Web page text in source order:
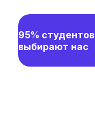
95% студентов
выбирают нас